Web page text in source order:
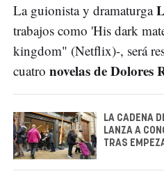
La guionista y dramaturga
trabajos como 'His dark
kingdom" (Netflix)-, será
cuatro novelas de Dolores
LA CADENA
LANZA A
TRAS